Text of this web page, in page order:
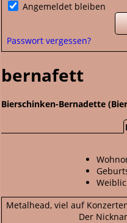
Angemeldet bleiben
Passwort vergessen?
bernafett
Bierschinken-Bernadette
Metalhead, viel auf
Der